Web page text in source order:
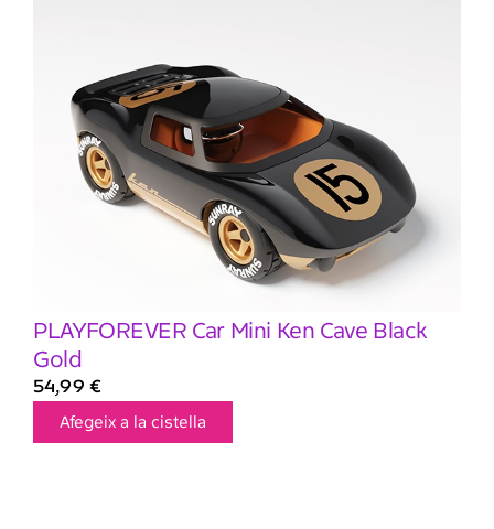
PLAYFOREVER Car Mini Ken Cave Black
Gold
54,99 €
Afegeix a la cistella